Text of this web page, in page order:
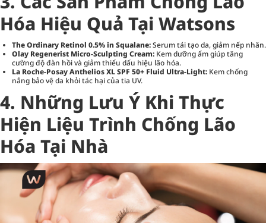
Hóa Hiệu Quả Tại Watsons
The Ordinary Retinol 0.5% in Squalane:Serum tái tạo da, giảm nếp nhăn.
Olay Regenerist Micro-Sculpting Cream: Kem dưỡng ẩm giúp tăng
cường độ đàn hồi và giảm thiểu dấu hiệu lão hóa.
La Roche-Posay Anthelios XL SPF 50+ Fluid Ultra-Light: Kem chống
nắng bảo vệ da khỏi tác hại của tia UV.
4. Những Lưu Ý Khi Thực
Hiện Liệu Trình Chống Lão
Hóa Tại Nhà